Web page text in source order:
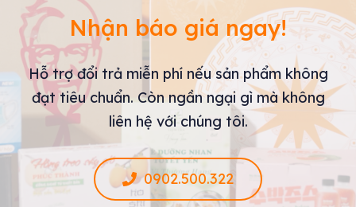
Nhận báo giá ngay!
Hỗ trợ đổi trả miễn phí nếu sản phẩm không
đạt tiêu chuẩn. Còn ngần ngại gì mà không
liên hệ với chúng tôi.
0902.500.322